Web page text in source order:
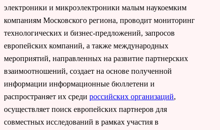
электроники и микроэлектроники малым наукоемким
компаниям Московского региона, проводит мониторинг
технологических и бизнес-предложений, запросов
европейских компаний, а также международных
мероприятий, направленных на развитие партнерских
взаимоотношений, создает на основе полученной
информации информационные бюллетени и
распространяет их среди российских организаций,
осуществляет поиск европейских партнеров для
совместных исследований в рамках участия в